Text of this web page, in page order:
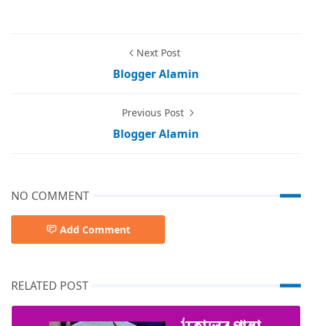
Next Post
Blogger Alamin
Previous Post
Blogger Alamin
NO COMMENT
Add Comment
RELATED POST